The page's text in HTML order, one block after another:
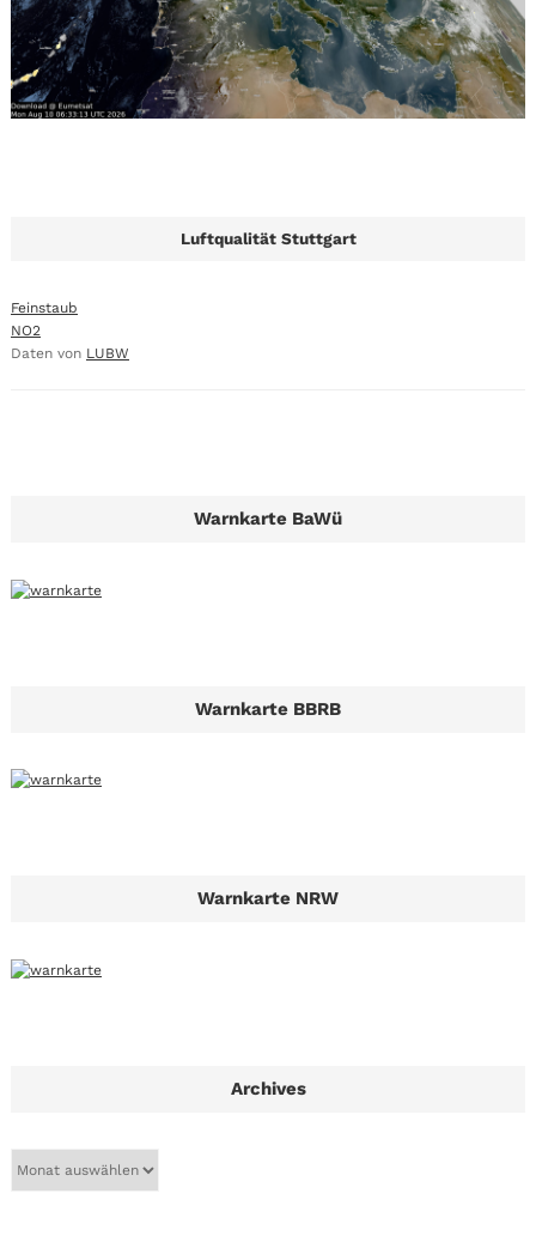
Luftqualität Stuttgart
Feinstaub
NO2
Daten von LUBW
Warnkarte BaWü
Warnkarte BBRB
Warnkarte NRW
Archives